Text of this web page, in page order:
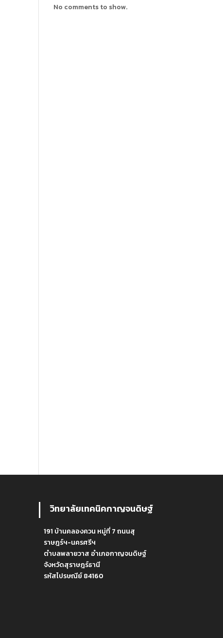
No comments to show.
วิทยาลัยเทคนิคกาญจนดิษฐ์
191 บ้านคลองควน หมู่ที่ 7 ถนนสุ
ราษฎร์ฯ-นครศรีฯ
ตำบลพลายวาส อำเภอกาญจนดิษฐ์
จังหวัดสุราษฎร์ธานี
รหัสไปรษณีย์ 84160